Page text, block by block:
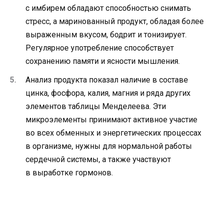
с имбирем обладают способностью снимать
стресс, а маринованный продукт, обладая более
выраженным вкусом, бодрит и тонизирует.
Регулярное употребление способствует
сохранению памяти и ясности мышления.
Анализ продукта показал наличие в составе
цинка, фосфора, калия, магния и ряда других
элементов таблицы Менделеева. Эти
микроэлементы принимают активное участие
во всех обменных и энергетических процессах
в организме, нужны для нормальной работы
сердечной системы, а также участвуют
в выработке гормонов.